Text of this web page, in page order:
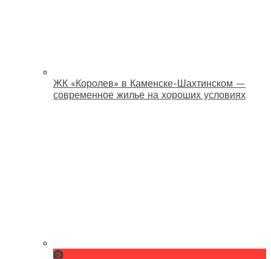
ЖК «Королев» в Каменске-Шахтинском —
современное жилье на хороших условиях